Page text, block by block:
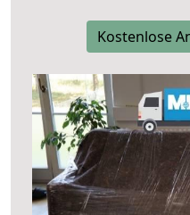
Kostenlose